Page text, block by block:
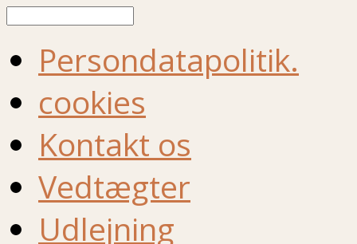
Persondatapolitik.
cookies
Kontakt os
Vedtægter
Udlejning